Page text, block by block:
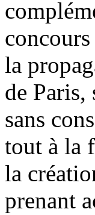
la
de
sans
tout à la
la
prenant